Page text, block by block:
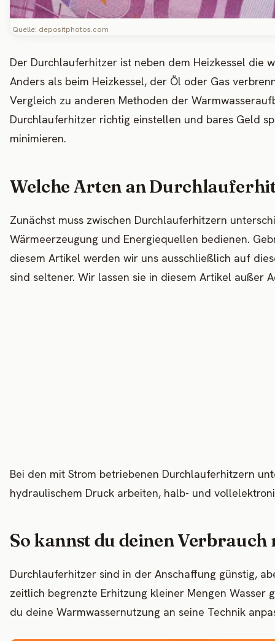
Quelle: depositphotos.com
Der Durchlauferhitzer ist neben dem Heizkessel die
Anders als beim Heizkessel, der Öl oder Gas
Vergleich zu anderen Methoden der
Durchlauferhitzer richtig einstellen und bares Geld
minimieren.
Welche Arten an
Zunächst muss zwischen Durchlauferhitzern
Wärmeerzeugung und Energiequellen bedienen.
diesem Artikel werden wir uns ausschließlich auf
sind seltener. Wir lassen sie in diesem Artikel außer
Bei den mit Strom betriebenen Durchlauferhitzern
hydraulischem Druck arbeiten, halb- und
So kannst du deinen Verbrauch
Durchlauferhitzer sind in der Anschaffung günstig,
zeitlich begrenzte Erhitzung kleiner Mengen Wasser
du deine Warmwassernutzung an seine Technik